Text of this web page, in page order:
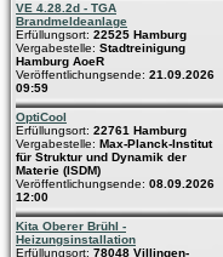
VE 4.28.2d - TGA
Brandmeldeanlage
Erfüllungsort: 22525 Hamburg
Vergabestelle: Stadtreinigung
Hamburg AoeR
Veröffentlichungsende: 21.09.2026
09:59
OptiCool
Erfüllungsort: 22761 Hamburg
Vergabestelle: Max-Planck-Institut
für Struktur und Dynamik der
Materie (ISDM)
Veröffentlichungsende: 08.09.2026
12:00
Kita Oberer Brühl -
Heizungsinstallation
Erfüllungsort: 78048 Villingen-